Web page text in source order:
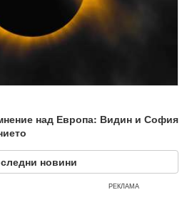
над Европа: Видин и София
новини
РЕКЛАМА